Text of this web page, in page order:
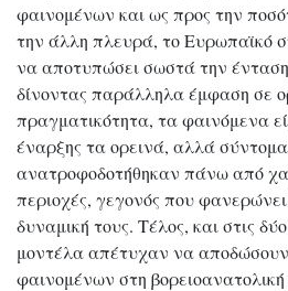
φαινομένων και ως προς την
την άλλη πλευρά, το Ευρωπαϊκό
να αποτυπώσει σωστά την
δίνοντας παράλληλα έμφαση σε
πραγματικότητα, τα φαινόμενα
έναρξης τα ορεινά, αλλά
ανατροφοδοτήθηκαν πάνω από
περιοχές, γεγονός που φανερώνει
δυναμική τους. Τέλος, και στις
μοντέλα απέτυχαν να
φαινομένων στη